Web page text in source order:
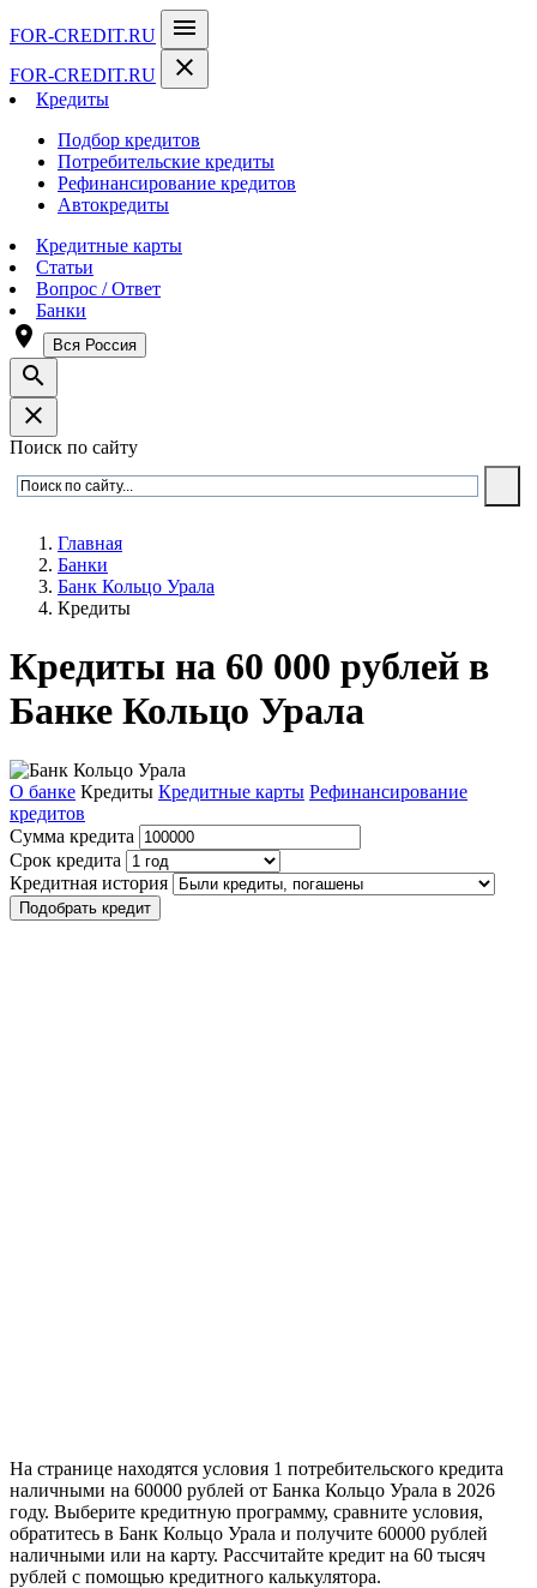
FOR-CREDIT.RU menu
FOR-CREDIT.RU close
Кредиты
Подбор кредитов
Потребительские кредиты
Рефинансирование кредитов
Автокредиты
Кредитные карты
Статьи
Вопрос / Ответ
Банки
room Вся Россия
search
close
Поиск по сайту
Главная
Банки
Банк Кольцо Урала
Кредиты
Кредиты на 60 000 рублей в
Банке Кольцо Урала
О банке Кредиты Кредитные карты Рефинансирование
кредитов
Сумма кредита
Срок кредита
Кредитная история
Подобрать кредит
На странице находятся условия 1 потребительского кредита
наличными на 60000 рублей от Банка Кольцо Урала в 2026
году. Выберите кредитную программу, сравните условия,
обратитесь в Банк Кольцо Урала и получите 60000 рублей
наличными или на карту. Рассчитайте кредит на 60 тысяч
рублей с помощью кредитного калькулятора.